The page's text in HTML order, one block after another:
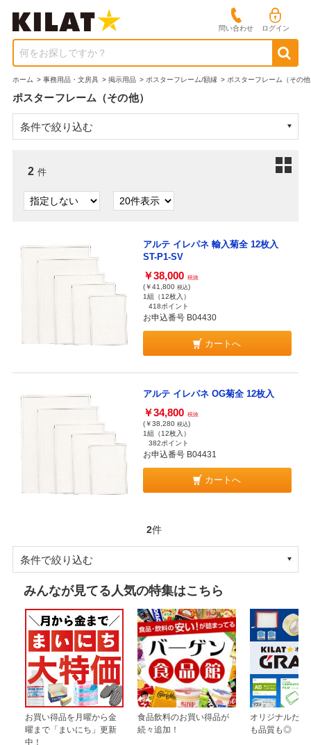
問い合わせ ログイン
何をお探しですか？
ホーム > 事務用品・文房具 > 掲示用品 > ポスターフレーム/額縁 > ポスターフレーム（その
ポスターフレーム（その他）
条件で絞り込む
2 件
アルテ イレパネ 輸入菊全 12枚入
ST-P1-SV
￥38,000 税抜
(￥41,800 税込)
1組（12枚入）
418ポイント
お申込番号 B04430
カートへ
アルテ イレパネ OG菊全 12枚入
￥34,800 税抜
(￥38,280 税込)
1組（12枚入）
382ポイント
お申込番号 B04431
カートへ
2件
条件で絞り込む
みんなが見てる人気の特集はこちら
お買い得品を月曜から金
曜まで「まいにち」更新
中！
食品飲料のお買い得品が
続々追加！
オリジナルだか
も品質も◎